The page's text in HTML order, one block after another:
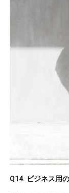
Q14. ビジネス用